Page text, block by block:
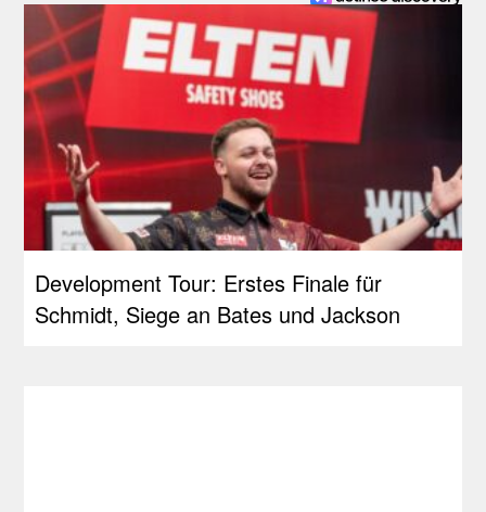
Development Tour: Erstes Finale für
Schmidt, Siege an Bates und Jackson